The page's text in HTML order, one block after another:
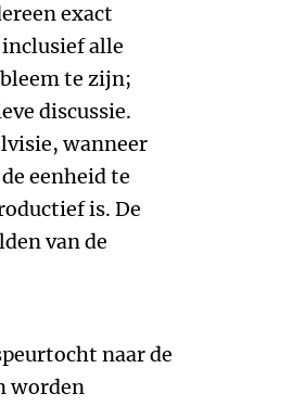
exact
alle
te zijn;
discussie.
wanneer
eenheid te
is. De
van de
naar de
worden